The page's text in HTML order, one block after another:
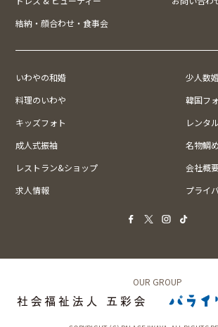
結納・顔合わせ・食事会
いわやの和婚
少人数
料理のいわや
韓国フ
キッズフォト
レンタ
成人式振袖
名物鯛
レストラン&ショップ
会社概
求人情報
プライ
OUR GROUP